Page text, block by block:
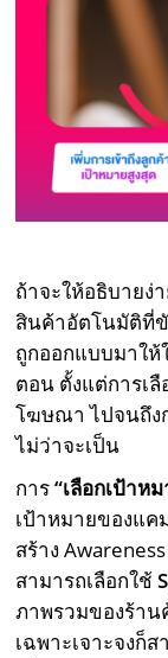
ถ้าจะให้อธิบายง่
สินค้าอัตโนมัติที่ขั
ถูกออกแบบมาใ
ตอน ตั้งแต่การเ
โฆษณา ไปจนถึง
ไม่ว่าจะเป็น
การ“เลือกเป้าห
เป้าหมายของแค
สร้าง
สามารถเลือกใช้
ภาพรวมของร้าน
เฉพาะเจาะจงก็